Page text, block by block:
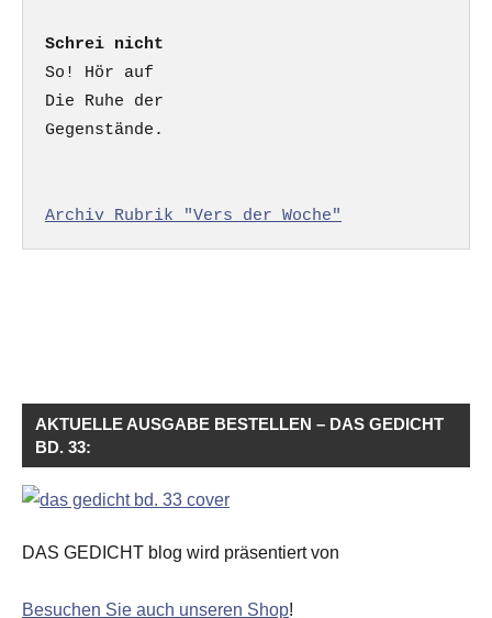
Schrei nicht
So! Hör auf
Die Ruhe der
Gegenstände.
Archiv Rubrik "Vers der Woche"
AKTUELLE AUSGABE BESTELLEN – DAS GEDICHT
BD. 33:
DAS GEDICHT blog wird präsentiert von
Besuchen Sie auch unseren Shop!